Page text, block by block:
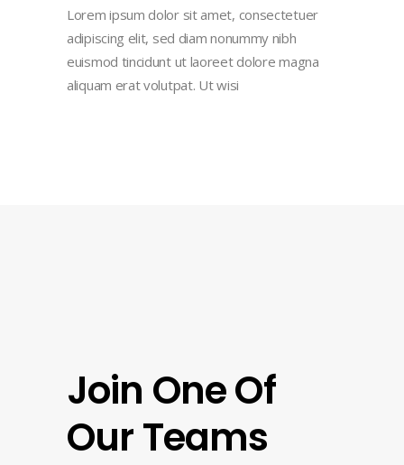
Lorem ipsum dolor sit amet, consectetuer
adipiscing elit, sed diam nonummy nibh
euismod tincidunt ut laoreet dolore magna
aliquam erat volutpat. Ut wisi
Join One Of
Our Teams